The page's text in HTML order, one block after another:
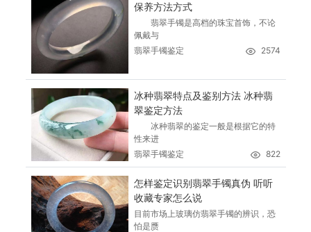
保养方法方式
翡翠手镯是高档的珠宝首饰，不论
佩戴与
翡翠手镯鉴定
2574
冰种翡翠特点及鉴别方法 冰种翡
翠鉴定方法
冰种翡翠的鉴定一般是根据它的特
性来进
翡翠手镯鉴定
822
怎样鉴定识别翡翠手镯真伪 听听
收藏专家怎么说
目前市场上玻璃仿翡翠手镯的辨识，恐
怕是赝